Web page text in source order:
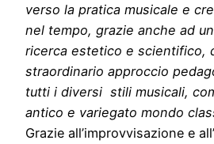
verso la pratica musicale e
nel tempo, grazie anche ad
ricerca estetico e scientifico,
straordinario approccio
tutti i diversi stili musicali,
antico e variegato mondo
Grazie all’improvvisazione e